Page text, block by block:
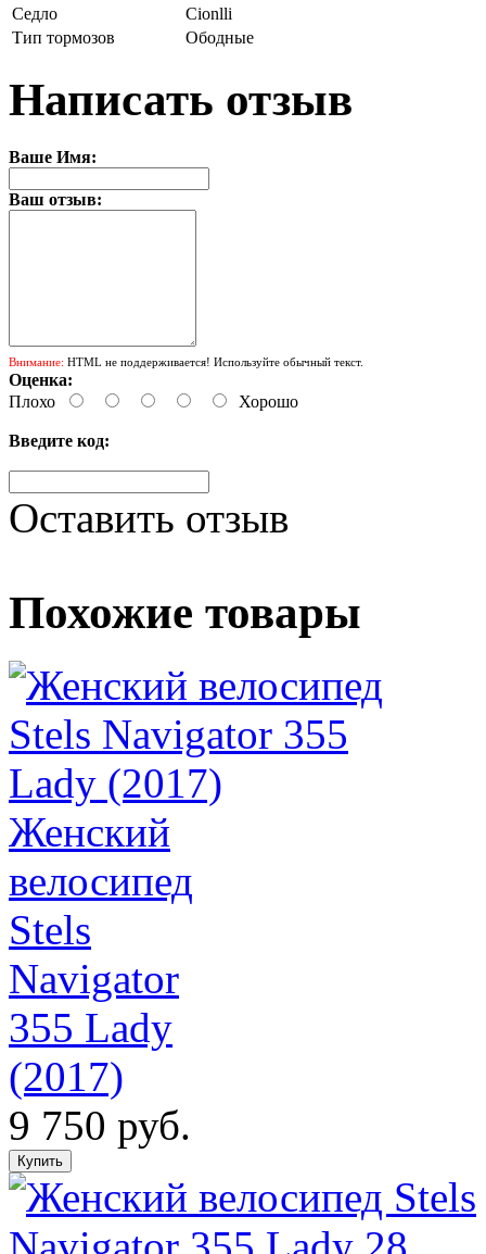
Седло
Cionlli
Тип тормозов
Ободные
Написать отзыв
Ваше Имя:
Ваш отзыв:
Внимание: HTML не поддерживается! Используйте обычный текст.
Оценка:
Плохо
Хорошо
Введите код:
Оставить отзыв
Похожие товары
Женский
велосипед
Stels
Navigator
355 Lady
(2017)
9 750 руб.